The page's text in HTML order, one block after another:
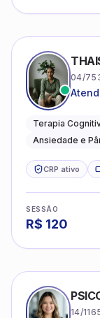
04/
Terapia
Ansiedade e
CRP ativo
SESSÃO
R$ 120
14/